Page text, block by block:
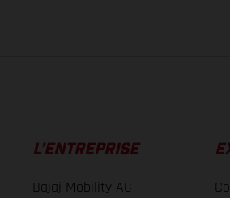
L’ENTREPRISE
Bajaj Mobility AG